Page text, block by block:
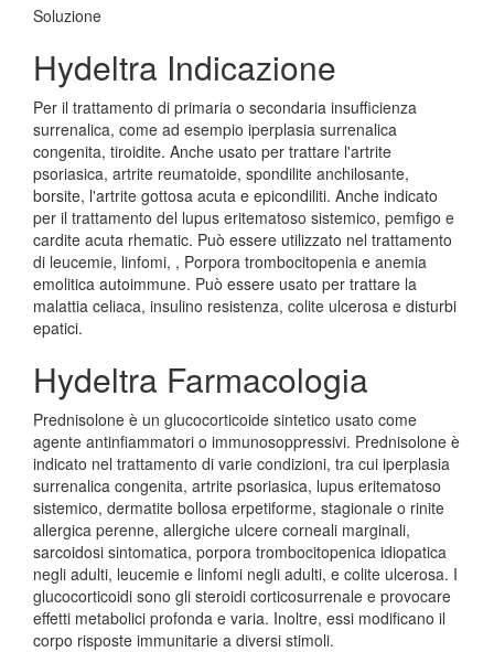
Soluzione
Hydeltra Indicazione
Per il trattamento di primaria o secondaria insufficienza
surrenalica, come ad esempio iperplasia surrenalica
congenita, tiroidite. Anche usato per trattare l'artrite
psoriasica, artrite reumatoide, spondilite anchilosante,
borsite, l'artrite gottosa acuta e epicondiliti. Anche indicato
per il trattamento del lupus eritematoso sistemico, pemfigo e
cardite acuta rhematic. Può essere utilizzato nel trattamento
di leucemie, linfomi, , Porpora trombocitopenia e anemia
emolitica autoimmune. Può essere usato per trattare la
malattia celiaca, insulino resistenza, colite ulcerosa e disturbi
epatici.
Hydeltra Farmacologia
Prednisolone è un glucocorticoide sintetico usato come
agente antinfiammatori o immunosoppressivi. Prednisolone è
indicato nel trattamento di varie condizioni, tra cui iperplasia
surrenalica congenita, artrite psoriasica, lupus eritematoso
sistemico, dermatite bollosa erpetiforme, stagionale o rinite
allergica perenne, allergiche ulcere corneali marginali,
sarcoidosi sintomatica, porpora trombocitopenica idiopatica
negli adulti, leucemie e linfomi negli adulti, e colite ulcerosa. I
glucocorticoidi sono gli steroidi corticosurrenale e provocare
effetti metabolici profonda e varia. Inoltre, essi modificano il
corpo risposte immunitarie a diversi stimoli.